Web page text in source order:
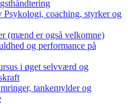
coaching, styrker og
(mænd er også velkomne)
og performance på
i øget selvværd og
tankemylder og